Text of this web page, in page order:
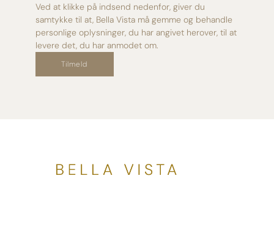
Ved at klikke på indsend nedenfor, giver du
samtykke til at, Bella Vista må gemme og behandle
personlige oplysninger, du har angivet herover, til at
levere det, du har anmodet om.